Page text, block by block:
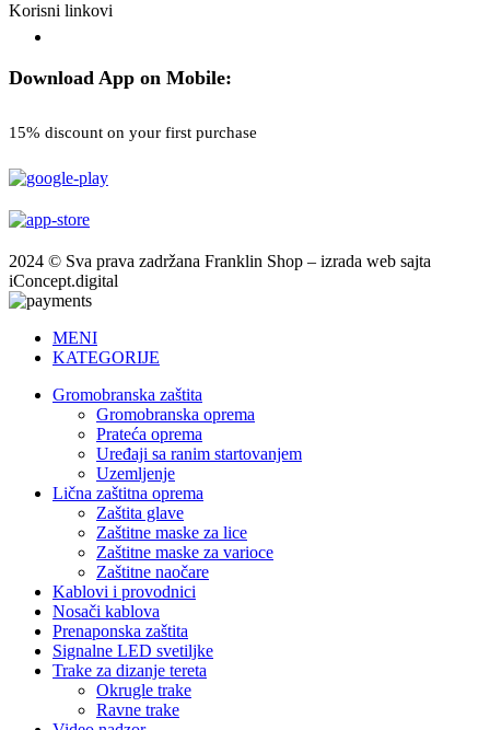
Korisni linkovi
Download App on Mobile:
15% discount on your first purchase
2024 © Sva prava zadržana Franklin Shop – izrada web sajta
iConcept.digital
MENI
KATEGORIJE
Gromobranska zaštita
Gromobranska oprema
Prateća oprema
Uređaji sa ranim startovanjem
Uzemljenje
Lična zaštitna oprema
Zaštita glave
Zaštitne maske za lice
Zaštitne maske za varioce
Zaštitne naočare
Kablovi i provodnici
Nosači kablova
Prenaponska zaštita
Signalne LED svetiljke
Trake za dizanje tereta
Okrugle trake
Ravne trake